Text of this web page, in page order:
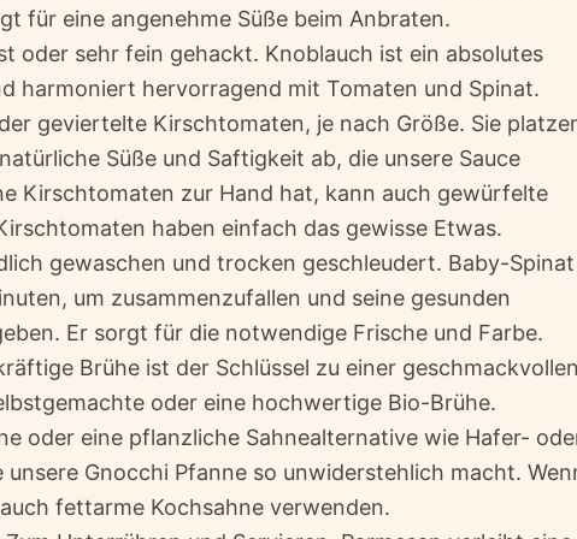
für eine angenehme Süße beim Anbraten.
oder sehr fein gehackt. Knoblauch ist ein absolutes
harmoniert hervorragend mit Tomaten und Spinat.
geviertelte Kirschtomaten, je nach Größe. Sie
Süße und Saftigkeit ab, die unsere Sauce
Kirschtomaten zur Hand hat, kann auch gewürfelte
haben einfach das gewisse Etwas.
gewaschen und trocken geschleudert. Baby-Spinat
um zusammenzufallen und seine gesunden
Er sorgt für die notwendige Frische und Farbe.
Brühe ist der Schlüssel zu einer geschmackvollen
oder eine hochwertige Bio-Brühe.
oder eine pflanzliche Sahnealternative wie Hafer-
unsere Gnocchi Pfanne so unwiderstehlich macht.
fettarme Kochsahne verwenden.